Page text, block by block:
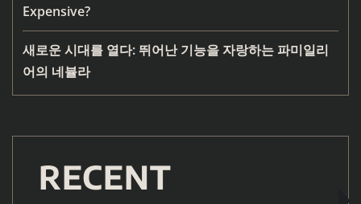
Expensive?
새로운 시대를 열다: 뛰어난 기능을 자랑하는 파미일리
어의 네뷸라
RECENT